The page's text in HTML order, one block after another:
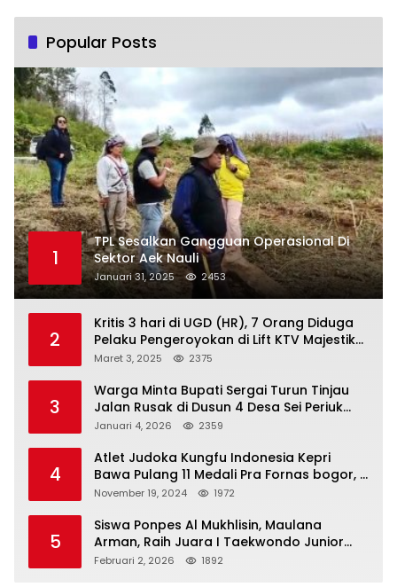
Popular Posts
1
TPL Sesalkan Gangguan Operasional Di
Sektor Aek Nauli
Januari 31, 2025 2453
2
Kritis 3 hari di UGD (HR), 7 Orang Diduga
Pelaku Pengeroyokan di Lift KTV Majestik
Melenggang Bebas, Kantor Hukum JAP
Tanjungpinang
Maret 3, 2025 2375
3
Warga Minta Bupati Sergai Turun Tinjau
Jalan Rusak di Dusun 4 Desa Sei Periuk
Serdang Bedagai
Januari 4, 2026 2359
4
Atlet Judoka Kungfu Indonesia Kepri
Bawa Pulang 11 Medali Pra Fornas bogor, 3
Emas dan 8 Perunggu.
November 19, 2024 1972
5
Siswa Ponpes Al Mukhlisin, Maulana
Arman, Raih Juara I Taekwondo Junior
Putra di Riau National Championship 2026
Februari 2, 2026 1892